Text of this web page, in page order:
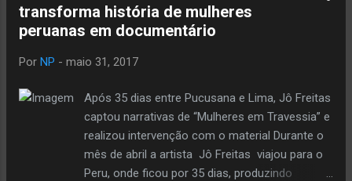
clipe. A música é "Waiting for the bus". Um
das mais emblemáticas do novo trabalho,
pois nela o rapper se transforma, vira um
mostra uma desenvoltura que seu flow já
dava mostras. Para dirigir o clipe chamou
Pablo Bernardo, cineasta e fotógrafo, com
relevantes trabalhos e serviços prestados à
cultura de rua de BH. Fotografou o Duelo de
transforma história de mulheres
peruanas em documentário
Por NP - maio 31, 2017
Após 35 dias entre Pucusana e Lima, Jô Freitas
captou narrativas de “Mulheres em Travessia” e
realizou intervenção com o material Durante o
mês de abril a artista Jô Freitas viajou para o
Peru, onde ficou por 35 dias, produzindo